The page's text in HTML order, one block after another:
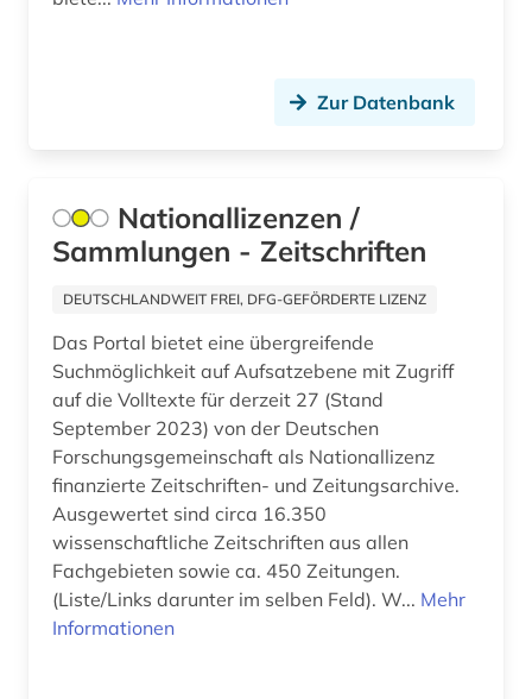
psychologie (2)
quelle (2)
recherchetool (1)
recht (6)
rechtswissenschaften (3)
religion (1)
russisch (1)
russland (2)
Zur Datenbank
Nationallizenzen /
Sammlungen - Zeitschriften
DEUTSCHLANDWEIT FREI, DFG-GEFÖRDERTE LIZENZ
Das Portal bietet eine übergreifende
Suchmöglichkeit auf Aufsatzebene mit Zugriff
auf die Volltexte für derzeit 27 (Stand
September 2023) von der Deutschen
Forschungsgemeinschaft als Nationallizenz
finanzierte Zeitschriften- und Zeitungsarchive.
Ausgewertet sind circa 16.350
wissenschaftliche Zeitschriften aus allen
Fachgebieten sowie ca. 450 Zeitungen.
(Liste/Links darunter im selben Feld). W... Mehr
Informationen